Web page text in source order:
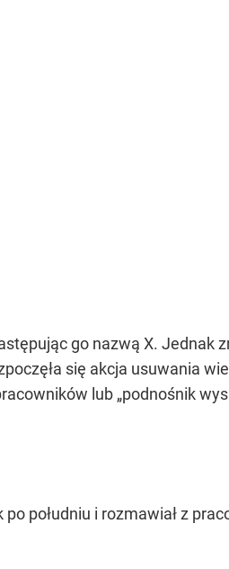
go nazwą X. Jednak
się akcja usuwania
lub „podnośnik
południu i rozmawiał z